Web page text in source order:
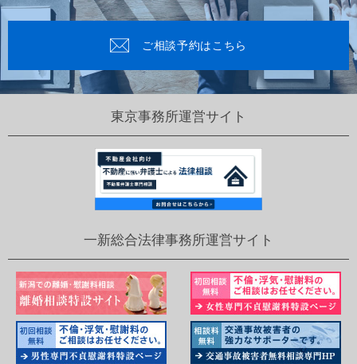
ご相談予約はこちら
東京事務所運営サイト
一新総合法律事務所運営サイト